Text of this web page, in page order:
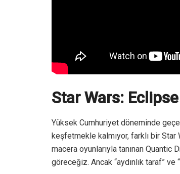
Star Wars: Eclipse
Yüksek Cumhuriyet döneminde
keşfetmekle kalmıyor, farklı bir Star
macera oyunlarıyla tanınan Quantic
göreceğiz. Ancak “aydınlık taraf”